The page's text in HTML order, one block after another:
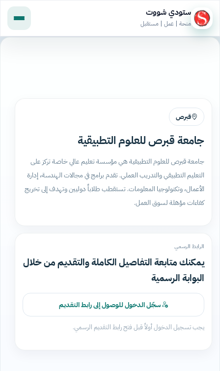
ستودي شووت
منحة | عمل | مستقبل
قبرص
جامعة قبرص للعلوم التطبيقية
جامعة قبرص للعلوم التطبيقية هي مؤسسة تعليم عالي خاصة تركز على
التعليم التطبيقي والتدريب العملي. تقدم برامج في مجالات الهندسة، إدارة
الأعمال، وتكنولوجيا المعلومات. تستقطب طلاباً دوليين وتهدف إلى تخريج
كفاءات مؤهلة لسوق العمل.
الرابط الرسمي
يمكنك متابعة التفاصيل الكاملة والتقديم من خلال
البوابة الرسمية
سجّل الدخول للوصول إلى رابط التقديم
يجب تسجيل الدخول أولاً قبل فتح رابط التقديم الرسمي.